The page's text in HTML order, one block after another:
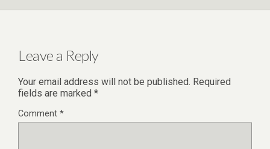
Leave a Reply
Your email address will not be published. Required
fields are marked *
Comment *